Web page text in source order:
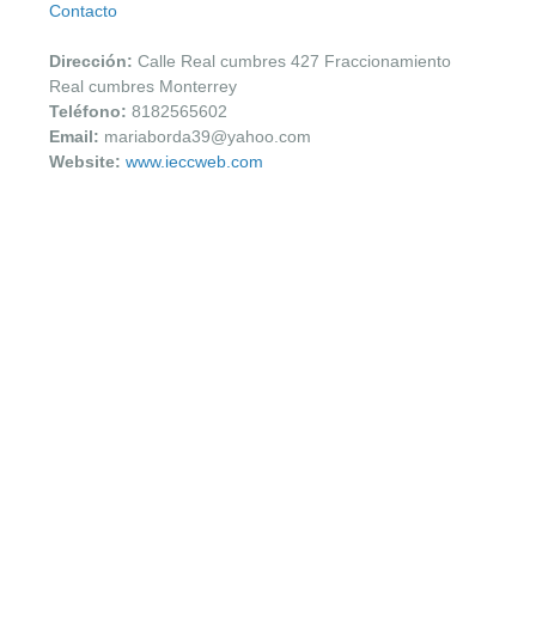
Contacto
Dirección: Calle Real cumbres 427 Fraccionamiento
Real cumbres Monterrey
Teléfono: 8182565602
Email: mariaborda39@yahoo.com
Website: www.ieccweb.com